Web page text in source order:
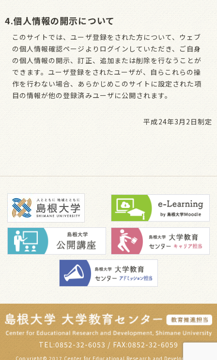
4.個人情報の開示について
このサイトでは、ユーザ登録をされた方について、ウェブ
の個人情報確認ページよりログインしていただき、ご自身
の個人情報の開示、訂正、追加または削除を行なうことが
できます。ユーザ登録をされたユーザが、自らこれらの操
作を行わない場合、あらかじめこのサイトに設定された項
目の情報が他の登録済みユーザに公開されます。
平成24年3月2日制定
TEL:0852-32-6053 / FAX:0852-32-6059
Copyright© 2017 Center for Educational Research and Development,